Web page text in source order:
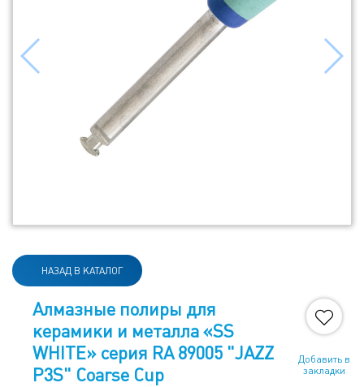
НАЗАД В КАТАЛОГ
Алмазные полиры для
керамики и металла «SS
WHITE» серия RA 89005 "JAZZ
P3S" Coarse Cup
Добавить в
закладки